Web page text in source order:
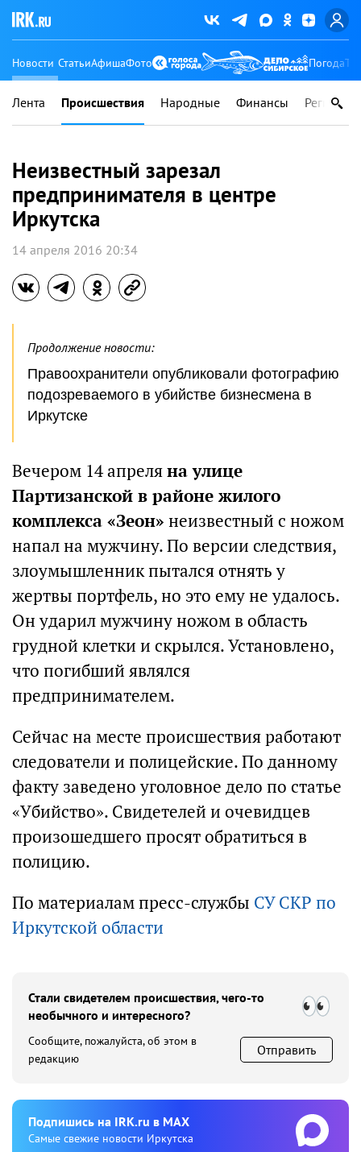
Новости СтатьиАфишаФото Погода
Лента Происшествия Народные Финансы Регионы
Неизвестный зарезал
предпринимателя в центре
Иркутска
14 апреля 2016 20:34
Продолжение новости:
Правоохранители опубликовали фотографию
подозреваемого в убийстве бизнесмена в
Иркутске
Вечером 14 апреляна улице
Партизанской в районе жилого
комплекса «Зеон» неизвестный с ножом
напал на мужчину. По версии следствия,
злоумышленник пытался отнять у
жертвы портфель, но это ему не удалось.
Он ударил мужчину ножом в область
грудной клетки и скрылся. Установлено,
что погибший являлся
предпринимателем.
Сейчас на месте происшествия работают
следователи и полицейские. По данному
факту заведено уголовное дело по статье
«Убийство». Свидетелей и очевидцев
произошедшего просят обратиться в
полицию.
По материалам пресс-службы СУ СКР по
Иркутской области
Стали свидетелем происшествия, чего-то
необычного и интересного?
Сообщите, пожалуйста, об этом в
редакцию
Отправить
Подпишиcь на IRK.ru в MAX
Cамые свежие новости Иркутска